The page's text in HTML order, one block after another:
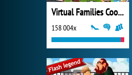
Virtual Families Cook Off
158 004x